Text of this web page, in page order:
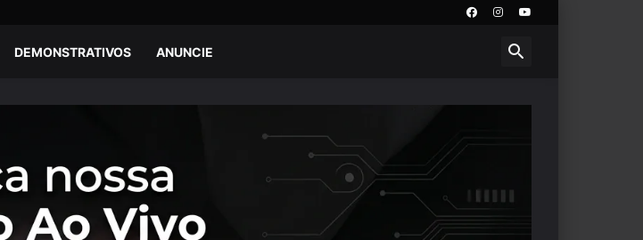
DEMONSTRATIVOS ANUNCIE